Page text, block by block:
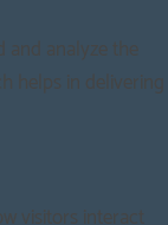
and analyze the
helps in delivering
visitors interact